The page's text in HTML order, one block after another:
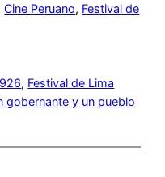
Cine Peruano, Festival de
, Festival de Lima
gobernante y un pueblo